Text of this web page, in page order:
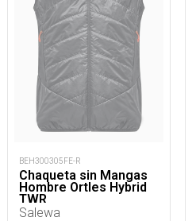
BEH300305FE-R
Chaqueta sin Mangas
Hombre Ortles Hybrid
TWR
Salewa